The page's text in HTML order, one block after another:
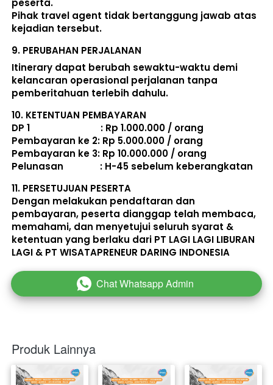
peserta.
Pihak travel agent tidak bertanggung jawab atas
kejadian tersebut.
9. PERUBAHAN PERJALANAN
Itinerary dapat berubah sewaktu-waktu demi
kelancaran operasional perjalanan tanpa
pemberitahuan terlebih dahulu.
10. KETENTUAN PEMBAYARAN
DP 1                             : Rp 1.000.000 / orang
Pembayaran ke 2: Rp 5.000.000 / orang
Pembayaran ke 3: Rp 10.000.000 / orang
Pelunasan               : H-45 sebelum keberangkatan
11. PERSETUJUAN PESERTA
Dengan melakukan pendaftaran dan
pembayaran, peserta dianggap telah membaca,
memahami, dan menyetujui seluruh syarat &
ketentuan yang berlaku dari PT LAGI LAGI LIBURAN
LAGI & PT WISATAPRENEUR DARING INDONESIA
` Chat Whatsapp Admin
Produk Lainnya